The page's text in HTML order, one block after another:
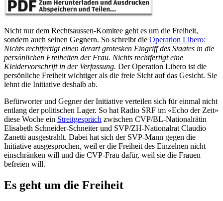
Nicht nur dem Rechtsaussen-Komitee geht es um die Freiheit,
sondern auch seinen Gegnern. So schreibt die Operation Libero:
Nichts rechtfertigt einen derart grotesken Eingriff des Staates in die
persönlichen Freiheiten der Frau. Nichts rechtfertigt eine
Kleidervorschrift in der Verfassung. Der Operation Libero ist die
persönliche Freiheit wichtiger als die freie Sicht auf das Gesicht. Sie
lehnt die Initiative deshalb ab.
Befürworter und Gegner der Initiative verteilen sich für einmal nicht
entlang der politischen Lager. So hat Radio SRF im «Echo der Zeit»
diese Woche ein Streitgespräch zwischen CVP/BL-Nationalrätin
Elisabeth Schneider-Schneiter und SVP/ZH-Nationalrat Claudio
Zanetti ausgestrahlt. Dabei hat sich der SVP-Mann gegen die
Initiative ausgesprochen, weil er die Freiheit des Einzelnen nicht
einschränken will und die CVP-Frau dafür, weil sie die Frauen
befreien will.
Es geht um die Freiheit